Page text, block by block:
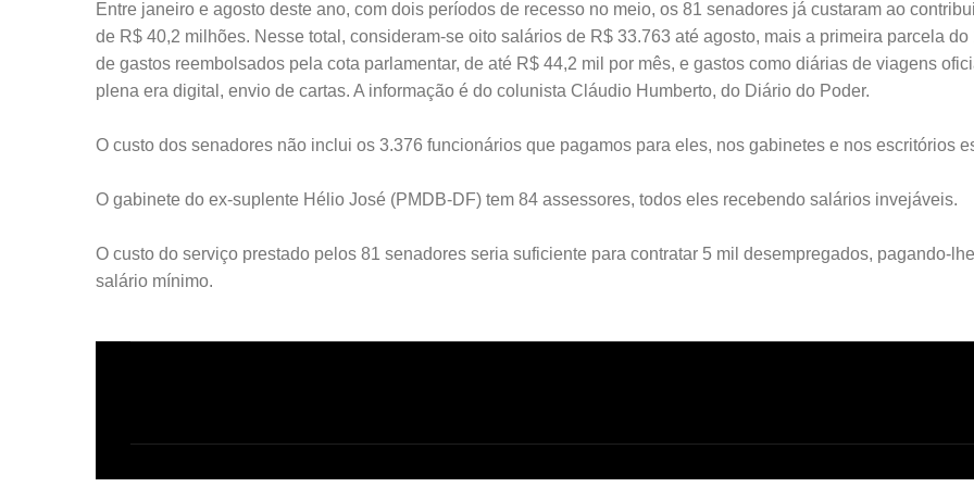
Entre janeiro e agosto deste ano, com dois períodos de recesso no meio, os 81 senadores já custaram ao
de R$ 40,2 milhões. Nesse total, consideram-se oito salários de R$ 33.763 até agosto, mais a primeira parcela do
de gastos reembolsados pela cota parlamentar, de até R$ 44,2 mil por mês, e gastos como diárias de viagens
plena era digital, envio de cartas. A informação é do colunista Cláudio Humberto, do Diário do Poder.
O custo dos senadores não inclui os 3.376 funcionários que pagamos para eles, nos gabinetes e nos escritórios
O gabinete do ex-suplente Hélio José (PMDB-DF) tem 84 assessores, todos eles recebendo salários invejáveis.
O custo do serviço prestado pelos 81 senadores seria suficiente para contratar 5 mil desempregados, pagando-
salário mínimo.